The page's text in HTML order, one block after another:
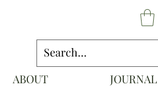
ABOUT JOURNAL